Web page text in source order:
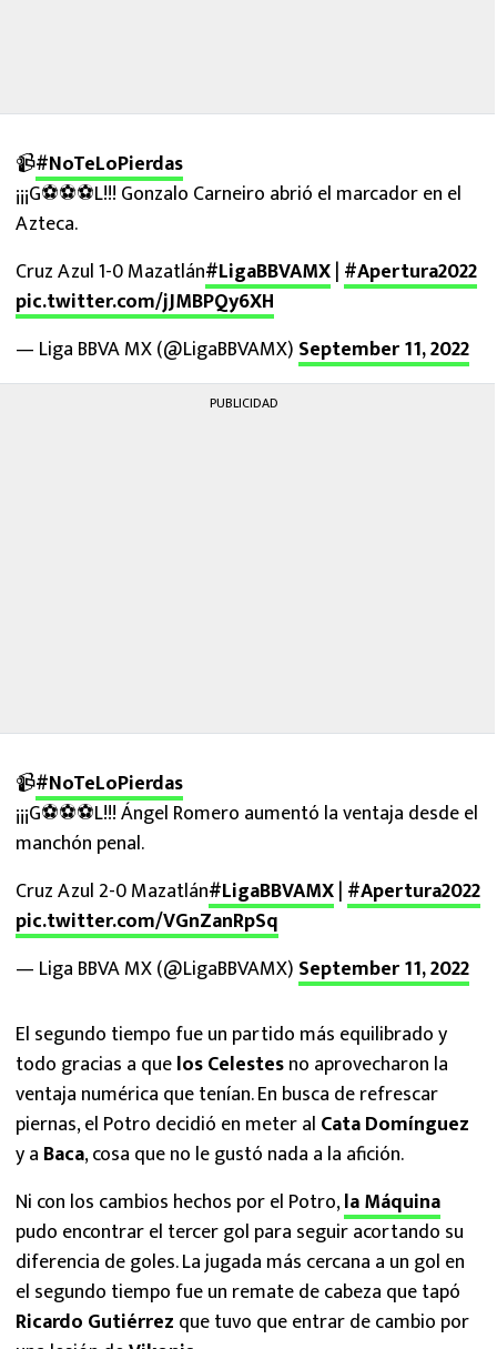
📹#NoTeLoPierdas
¡¡¡G⚽⚽⚽L!!! Gonzalo Carneiro abrió el marcador en el
Azteca.
Cruz Azul 1-0 Mazatlán#LigaBBVAMX| #Apertura2022
pic.twitter.com/jJMBPQy6XH
— Liga BBVA MX (@LigaBBVAMX) September 11, 2022
PUBLICIDAD
📹#NoTeLoPierdas
¡¡¡G⚽⚽⚽L!!! Ángel Romero aumentó la ventaja desde el
manchón penal.
Cruz Azul 2-0 Mazatlán#LigaBBVAMX| #Apertura2022
pic.twitter.com/VGnZanRpSq
— Liga BBVA MX (@LigaBBVAMX) September 11, 2022
El segundo tiempo fue un partido más equilibrado y
todo gracias a quelos Celestesno aprovecharon la
ventaja numérica que tenían. En busca de refrescar
piernas, el Potro decidió en meter al Cata Domínguez
y a Baca, cosa que no le gustó nada a la afición.
Ni con los cambios hechos por el Potro,la Máquina
pudo encontrar el tercer gol para seguir acortando su
diferencia de goles. La jugada más cercana a un gol en
el segundo tiempo fue un remate de cabeza que tapó
Ricardo Gutiérrez que tuvo que entrar de cambio por